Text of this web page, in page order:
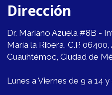
Dirección
Dr. Mariano Azuela #8B -
María la Ribera, C.P. 06400,
Cuauhtémoc, Ciudad de
Lunes a Viernes de 9 a 14 y